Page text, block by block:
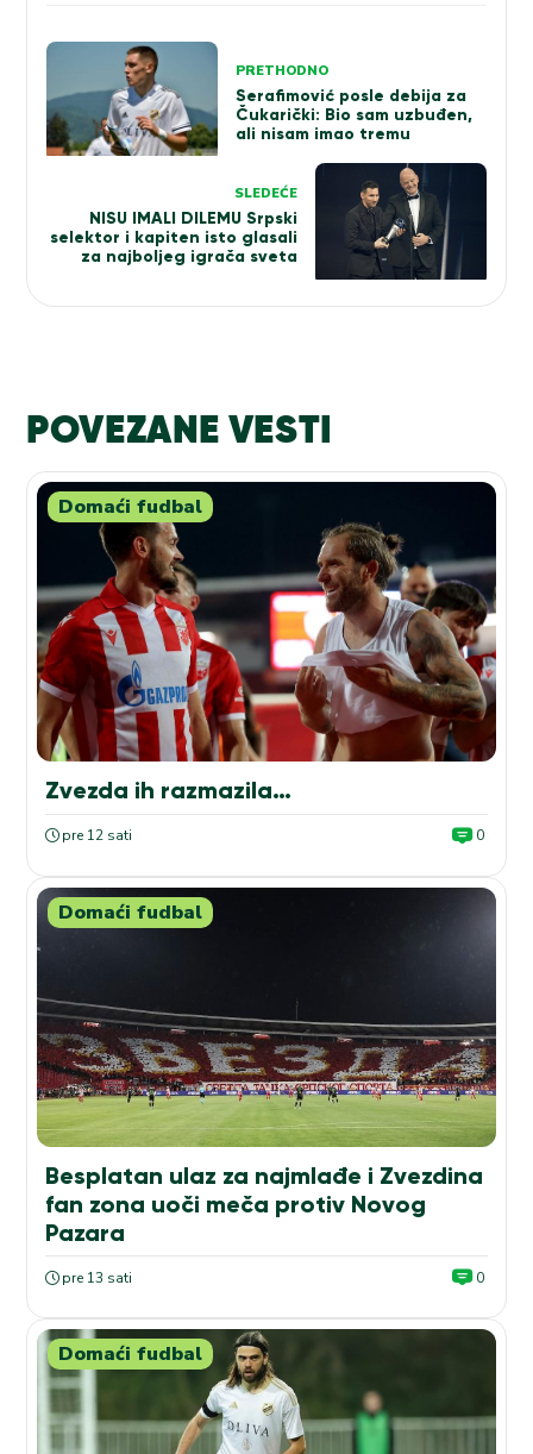
Kretanje
članka
PRETHODNO
Serafimović posle debija za
Čukarički: Bio sam uzbuđen,
ali nisam imao tremu
SLEDEĆE
NISU IMALI DILEMU Srpski
selektor i kapiten isto glasali
za najboljeg igrača sveta
POVEZANE VESTI
Domaći fudbal
Zvezda ih razmazila…
pre 12 sati 0
Domaći fudbal
Besplatan ulaz za najmlađe i Zvezdina
fan zona uoči meča protiv Novog
Pazara
pre 13 sati 0
Domaći fudbal